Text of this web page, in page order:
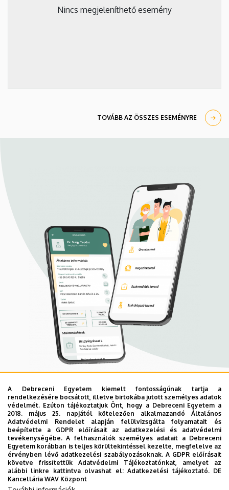
Nincs megjeleníthető esemény
TOVÁBB AZ ÖSSZES ESEMÉNYRE
Mobil App
UD Mediversity app
Az UD Mediversity mobilalkalmazás a Debreceni Egyetem
előremutató fejlesztése, melynek célja, hogy a betegek
és a hozzátartozók egyszerűen, gyorsan
eligazodhassanak a Klinikai Központ szolgáltatásai
között, mert az Ön egészsége a mi prioritásunk. A
A Debreceni Egyetem kiemelt fontosságúnak tartja a
rendelkezésére bocsátott, illetve birtokába jutott személyes adatok
védelmét. Ezúton tájékoztatjuk Önt, hogy a Debreceni Egyetem a
2018. május 25. napjától kötelezően alkalmazandó Általános
Adatvédelmi Rendelet alapján felülvizsgálta folyamatait és
beépítette a GDPR előírásait az adatkezelési és adatvédelmi
tevékenységébe. A felhasználók személyes adatait a Debreceni
Egyetem korábban is teljes körültekintéssel kezelte, megfelelve az
érvényben lévő adatkezelési szabályozásoknak. A GDPR előírásait
követve frissítettük Adatvédelmi Tájékoztatónkat, amelyet az
alábbi linkre kattintva olvashat el:Adatkezelési tájékoztató. DE
Kancellária WAV Központ